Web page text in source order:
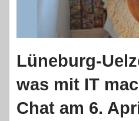
Lüneburg-
was mit IT
Chat am 6.